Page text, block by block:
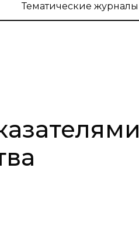
Тематические журналы